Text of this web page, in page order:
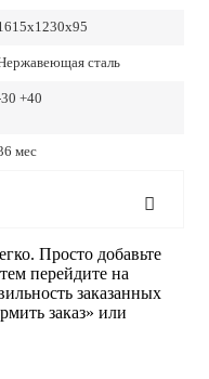
сталь
+40
мес
Просто добавьте
перейдите на
заказанных
заказ» или